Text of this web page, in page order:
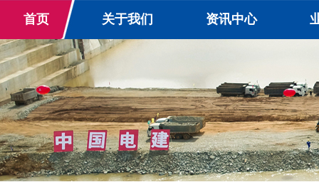
首页 关于我们 资讯中心